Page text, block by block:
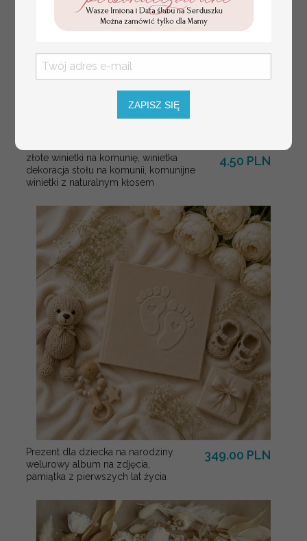
złote winietki na komunię, winietka
dekoracja stołu na komunii, komunijne
winietki z naturalnym kłosem
4.50 PLN
Prezent dla dziecka na narodziny
welurowy album na zdjęcia,
pamiątka z pierwszych lat życia
349.00 PLN
ZAPISZ SIĘ